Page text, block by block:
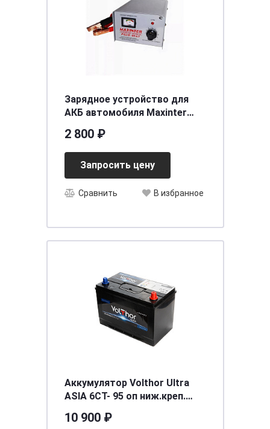
Зарядное устройство для
АКБ автомобиля Мaxinter
[д255ш120в153]
2 800 ₽
Запросить цену
Сравнить В избранное
Аккумулятор Volthor Ultra
ASIA 6СТ- 95 оп ниж.креп.
[д300ш165в205(225)/850]
10 900 ₽